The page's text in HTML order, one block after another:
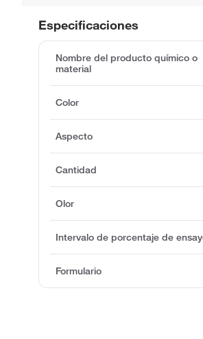
Especificaciones
Nombre del producto químico o
material
Color
Aspecto
Cantidad
Olor
Intervalo de porcentaje de
Formulario